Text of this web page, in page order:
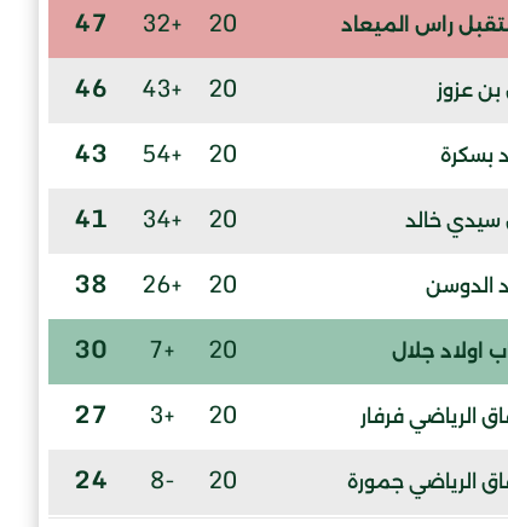
راس الميعاد 20
+32
47
بن عزوز 20
+43
46
بسكرة 20
+54
43
سيدي خالد 20
+34
41
الدوسن 20
+26
38
اولاد جلال 20
+7
30
الرياضي فرفار 20
+3
27
الرياضي جمورة 20
-8
24